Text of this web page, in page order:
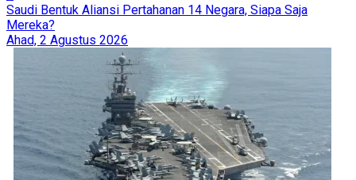
Saudi Bentuk Aliansi Pertahanan 14 Negara, Siapa Saja
Mereka?
Ahad, 2 Agustus 2026